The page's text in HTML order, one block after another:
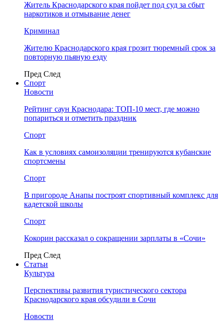
Житель Краснодарского края пойдет под суд за сбыт
наркотиков и отмывание денег
Криминал
Жителю Краснодарского края грозит тюремный срок за
повторную пьяную езду
Пред След
Спорт
Новости
Рейтинг саун Краснодара: ТОП-10 мест, где можно
попариться и отметить праздник
Спорт
Как в условиях самоизоляции тренируются кубанские
спортсмены
Спорт
В пригороде Анапы построят спортивный комплекс для
кадетской школы
Спорт
Кокорин рассказал о сокращении зарплаты в «Сочи»
Пред След
Статьи
Культура
Перспективы развития туристического сектора
Краснодарского края обсудили в Сочи
Новости